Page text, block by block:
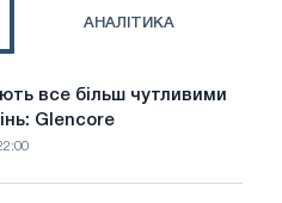
АНАЛІТИКА
все більш чутливими
Glencore